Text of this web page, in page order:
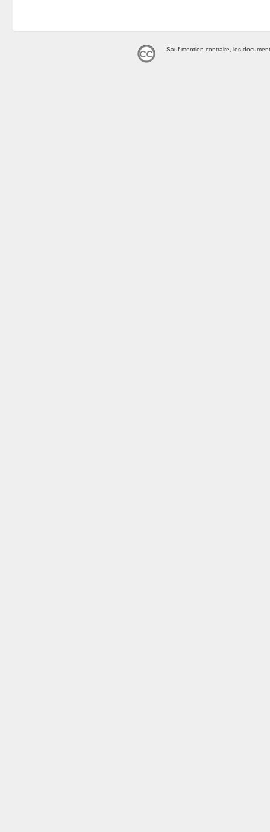
Sauf mention contraire, les